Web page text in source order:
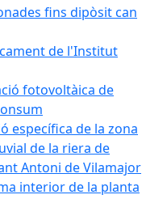
fins dipòsit can
de l'Institut
fotovoltàica de
específica de la zona
de la riera de
Antoni de Vilamajor
interior de la planta